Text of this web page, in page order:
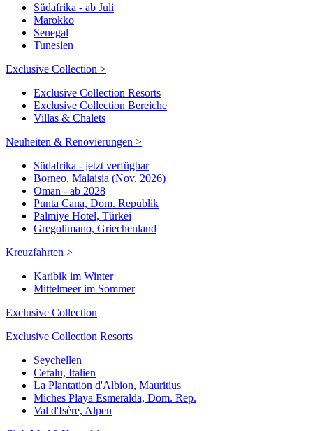
Südafrika - ab Juli
Marokko
Senegal
Tunesien
Exclusive Collection >
Exclusive Collection Resorts
Exclusive Collection Bereiche
Villas & Chalets
Neuheiten & Renovierungen >
Südafrika - jetzt verfügbar
Borneo, Malaisia (Nov. 2026)
Oman - ab 2028
Punta Cana, Dom. Republik
Palmiye Hotel, Türkei
Gregolimano, Griechenland
Kreuzfahrten >
Karibik im Winter
Mittelmeer im Sommer
Exclusive Collection
Exclusive Collection Resorts
Seychellen
Cefalu, Italien
La Plantation d'Albion, Mauritius
Miches Playa Esmeralda, Dom. Rep.
Val d'Isère, Alpen